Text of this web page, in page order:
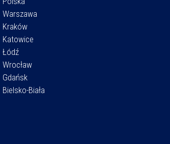
Warszawa
Kraków
Katowice
Łódź
Wrocław
Gdańsk
Bielsko-Biała